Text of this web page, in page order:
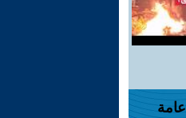
عامة